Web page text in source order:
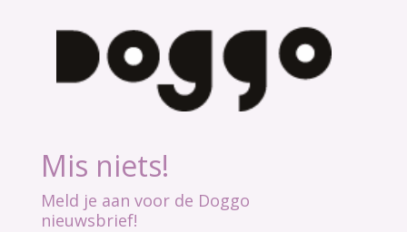
Mis niets!
Meld je aan voor de Doggo
nieuwsbrief!